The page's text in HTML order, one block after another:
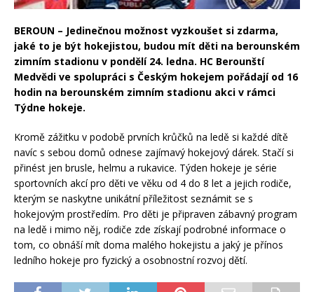
BEROUN – Jedinečnou možnost vyzkoušet si zdarma,
jaké to je být hokejistou, budou mít děti na berounském
zimním stadionu v pondělí 24. ledna. HC Berounští
Medvědi ve spolupráci s Českým hokejem pořádají od 16
hodin na berounském zimním stadionu akci v rámci
Týdne hokeje.
Kromě zážitku v podobě prvních krůčků na ledě si každé dítě
navíc s sebou domů odnese zajímavý hokejový dárek. Stačí si
přinést jen brusle, helmu a rukavice. Týden hokeje je série
sportovních akcí pro děti ve věku od 4 do 8 let a jejich rodiče,
kterým se naskytne unikátní příležitost seznámit se s
hokejovým prostředím. Pro děti je připraven zábavný program
na ledě i mimo něj, rodiče zde získají podrobné informace o
tom, co obnáší mít doma malého hokejistu a jaký je přínos
ledního hokeje pro fyzický a osobnostní rozvoj dětí.